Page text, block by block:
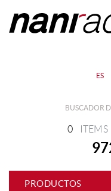
ES
BUSCADOR
0 ITEMS
PRODUCTOS